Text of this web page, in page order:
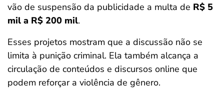
vão de suspensão da publicidade a multa de R$ 5
mil a R$ 200 mil.
Esses projetos mostram que a discussão não se
limita à punição criminal. Ela também alcança a
circulação de conteúdos e discursos online que
podem reforçar a violência de gênero.